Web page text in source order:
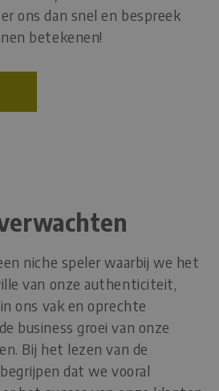
ons dan snel en bespreek
betekenen!
niche speler waarbij we het
van onze authenticiteit,
ons vak en oprechte
business groei van onze
Bij het lezen van de
dat we vooral